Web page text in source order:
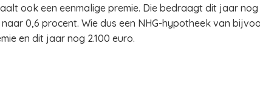
ook een eenmalige premie. Die bedraagt dit jaar
0,6 procent. Wie dus een NHG-hypotheek van
en dit jaar nog 2.100 euro.